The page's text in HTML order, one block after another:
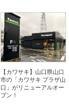
【カワサキ】山口県山口
市の「カワサキ プラザ山
口」がリニューアルオー
プン！